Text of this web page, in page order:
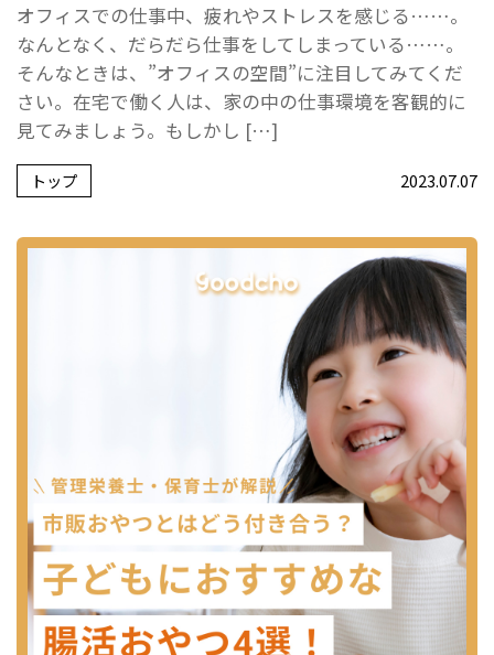
オフィスでの仕事中、疲れやストレスを感じる……。
なんとなく、だらだら仕事をしてしまっている……。
そんなときは、”オフィスの空間”に注目してみてくだ
さい。在宅で働く人は、家の中の仕事環境を客観的に
見てみましょう。もしかし […]
トップ 2023.07.07